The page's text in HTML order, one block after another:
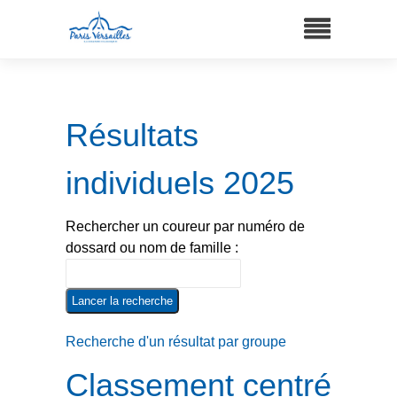
Résultats
individuels 2025
Rechercher un coureur par numéro de
dossard ou nom de famille :
Recherche d'un résultat par groupe
Classement centré